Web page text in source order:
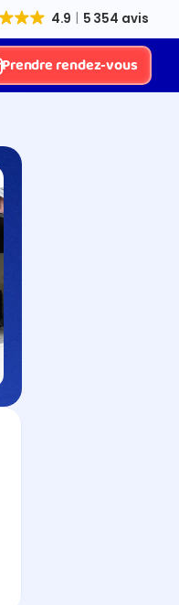
Prendre rendez-vous